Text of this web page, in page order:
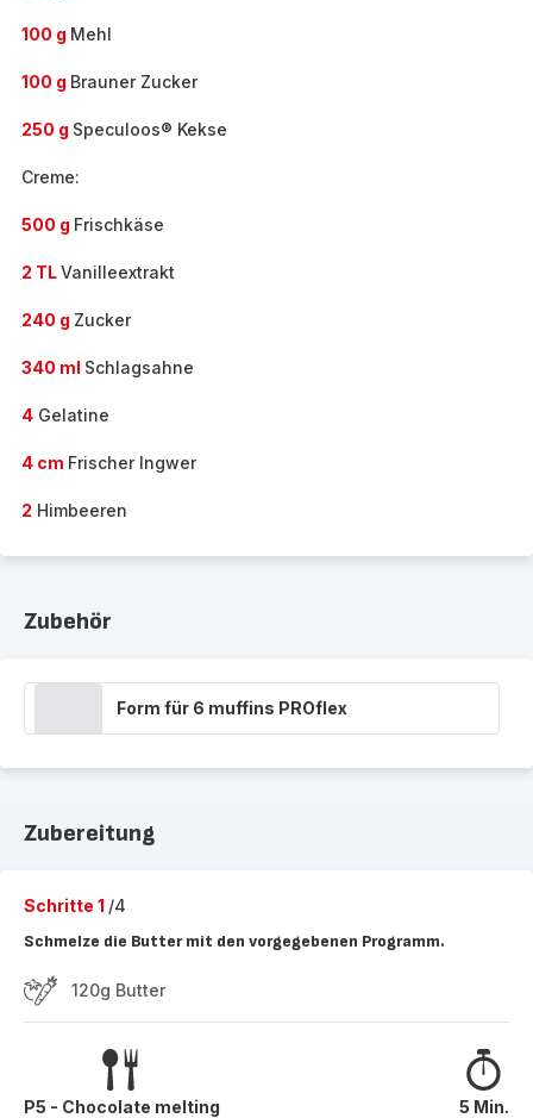
100 g Mehl
100 g Brauner Zucker
250 g Speculoos® Kekse
Creme:
500 g Frischkäse
2 TLVanilleextrakt
240 g Zucker
340 ml Schlagsahne
4 Gelatine
4 cm Frischer Ingwer
2 Himbeeren
Zubehör
Form für 6 muffins PROflex
Zubereitung
Schritte 1 /4
Schmelze die Butter mit den vorgegebenen Programm.
120g Butter
P5 - Chocolate melting 5 Min.